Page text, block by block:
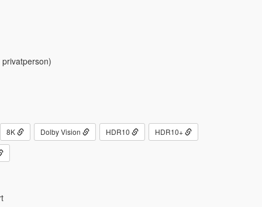
privatperson)
8K Dolby Vision HDR10 HDR10+